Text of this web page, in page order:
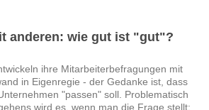
anderen: wie gut ist "gut"?
ihre Mitarbeiterbefragungen mit
in Eigenregie - der Gedanke ist, dass
"passen" soll. Problematisch
wird es, wenn man die Frage stellt: